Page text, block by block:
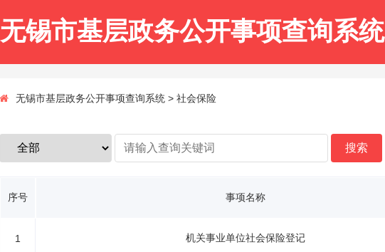
无锡市基层政务公开事项查询系统
无锡市基层政务公开事项查询系统 > 社会保险
序号 事项名称
1 机关事业单位社会保险登记